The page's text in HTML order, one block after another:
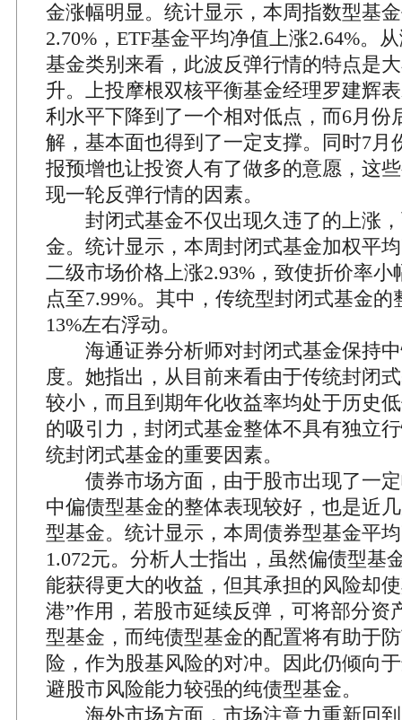
金涨幅明显。统计显示，本周指数型基
2.70%，ETF基金平均净值上涨2.64%。
基金类别来看，此波反弹行情的特点是
升。上投摩根双核平衡基金经理罗建辉
利水平下降到了一个相对低点，而6月份
解，基本面也得到了一定支撑。同时7月
报预增也让投资人有了做多的意愿，这
现一轮反弹行情的因素。
封闭式基金不仅出现久违了的上涨，
金。统计显示，本周封闭式基金加权平
二级市场价格上涨2.93%，致使折价率小
点至7.99%。其中，传统型封闭式基金
13%左右浮动。
海通证券分析师对封闭式基金保持中
度。她指出，从目前来看由于传统封闭
较小，而且到期年化收益率均处于历史
的吸引力，封闭式基金整体不具有独立
统封闭式基金的重要因素。
债券市场方面，由于股市出现了一定
中偏债型基金的整体表现较好，也是近
型基金。统计显示，本周债券型基金平
1.072元。分析人士指出，虽然偏债型基
能获得更大的收益，但其承担的风险却
港”作用，若股市延续反弹，可将部分资
型基金，而纯债型基金的配置将有助于
险，作为股基风险的对冲。因此仍倾向
避股市风险能力较强的纯债型基金。
海外市场方面，市场注意力重新回到